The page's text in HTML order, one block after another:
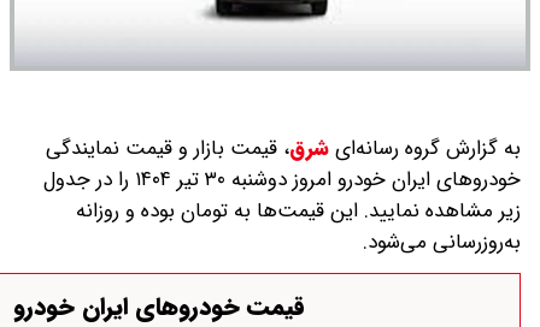
شرق،قیمت بازار و قیمت نمایندگی
خودرو‌های ایران خودرو امروز دوشنبه ۳۰ تیر ۱۴۰۴ را در جدول
به تومان بوده و روزانه
قیمت خودروهای ایران خودرو